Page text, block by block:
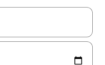
du navigera med upp- och